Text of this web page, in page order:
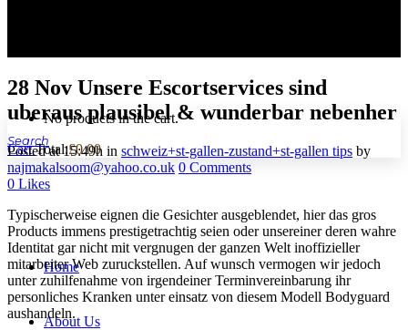
0
No products in the cart.
CartTotal:£0.00
Home
About Us
28 Nov Unsere Escortservices sind
uberaus plausibel & wunderbar nebenher
Posted at 15:49h in schweiz+st-gallen-zustand+st-gallen tips by
najmakalsoom@yahoo.co.uk 0 Comments
0 Likes
Typischerweise eignen die Gesichter ausgeblendet, hier das gros
Products immens prestigetrachtig seien oder unsereiner deren wahre
Identitat gar nicht mit vergnugen der ganzen Welt inoffizieller
mitarbeiter Web zuruckstellen. Auf wunsch vermogen wir jedoch
unter zuhilfenahme von irgendeiner Terminvereinbarung ihr
personliches Kranken unter einsatz von diesem Modell Bodyguard
aushandeln.